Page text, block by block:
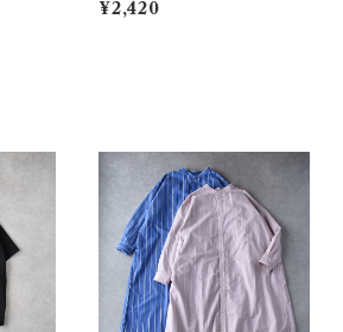
¥2,420